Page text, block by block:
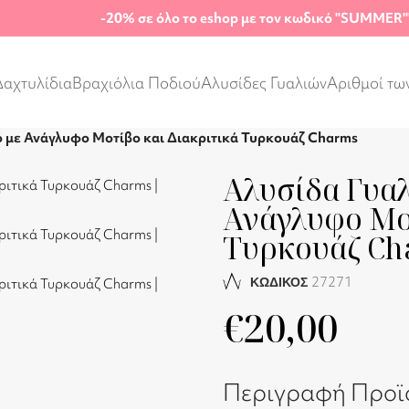
-20% σε όλο το eshop με τον κωδικό "SUMMER"
Βραχιόλια ΠοδιούΑλυσίδες ΓυαλιώνΑριθμοί
Ανάγλυφο Μοτίβο και Διακριτικά Τυρκουάζ Charms
Αλυσίδα
Ανάγλυφο
Τυρκουάζ
ΚΩΔΙΚΟΣ 27271
€20,00
Περιγραφή